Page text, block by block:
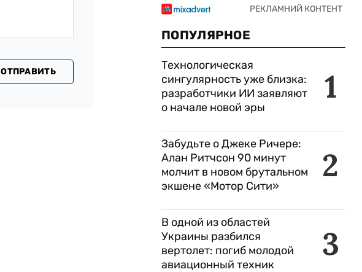
ОТПРАВИТЬ
ПОПУЛЯРНОЕ
1
Технологическая
сингулярность уже близка:
разработчики ИИ заявляют
о начале новой эры
2
Забудьте о Джеке Ричере:
Алан Ритчсон 90 минут
молчит в новом брутальном
экшене «Мотор Сити»
3
В одной из областей
Украины разбился
вертолет: погиб молодой
авиационный техник